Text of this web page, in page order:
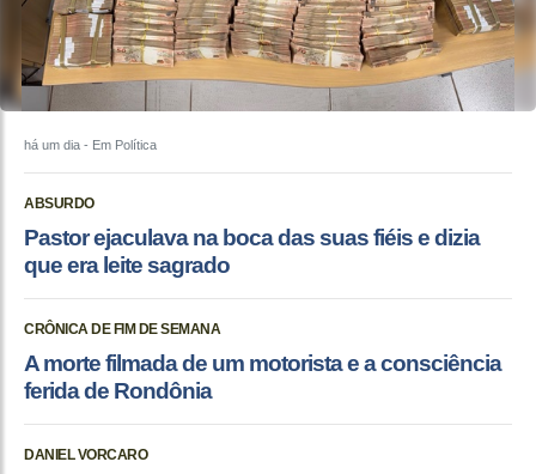
há um dia - Em Política
ABSURDO
Pastor ejaculava na boca das suas fiéis e dizia
que era leite sagrado
CRÔNICA DE FIM DE SEMANA
A morte filmada de um motorista e a consciência
ferida de Rondônia
DANIEL VORCARO